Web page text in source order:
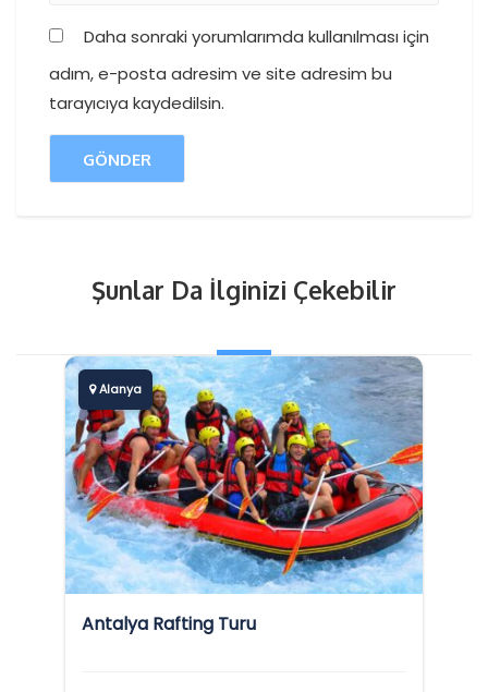
Daha sonraki yorumlarımda kullanılması için
adım, e-posta adresim ve site adresim bu
tarayıcıya kaydedilsin.
Şunlar Da İlginizi Çekebilir
Alanya
Antalya Rafting Turu